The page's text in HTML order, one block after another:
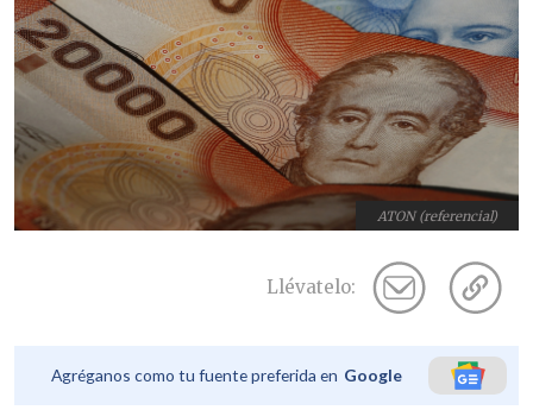
ATON (referencial)
Llévatelo:
Agréganos como tu fuente preferida en Google